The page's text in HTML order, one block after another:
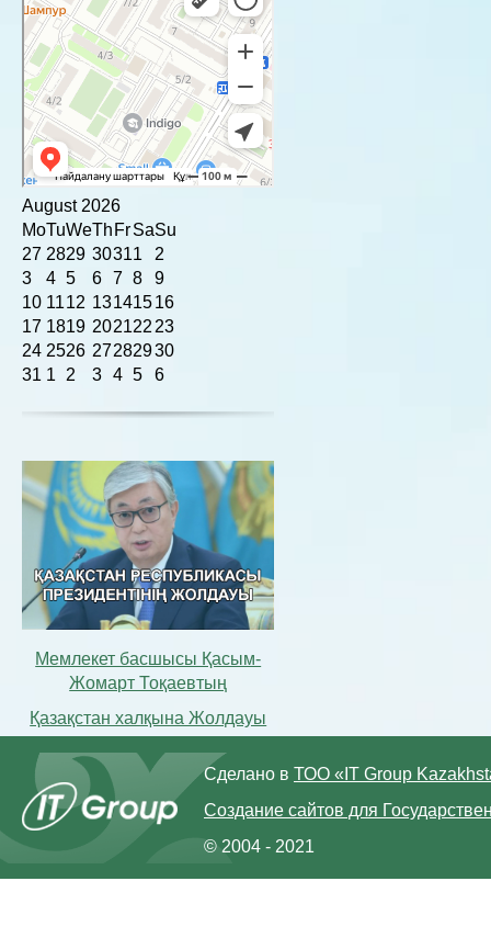
August 2026
MoTuWeTh FrSaSu
27 2829 30311
2
3
4 5 6 7 8
9
10 1112 13141516
17 1819 202122 23
24 2526 27282930
31 1 2 3 4 5 6
Мемлекет басшысы Қасым-
Жомарт Тоқаевтың
Қазақстан халқына Жолдауы
Сделано в ТОО «IT Group
Создание сайтов для
© 2004 - 2021